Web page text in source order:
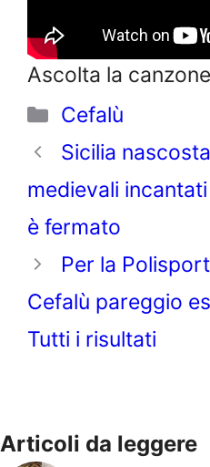
Ascolta la canzone
Categorie
Cefalù
Sicilia
medievali
è fermato
Per la
Cefalù pareggio
Tutti i risultati
Articoli da leggere